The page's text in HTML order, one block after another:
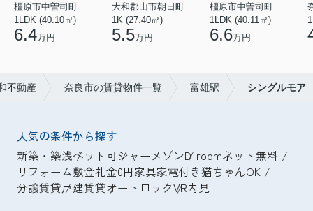
橿原市中曽司町
1LDK (40.10㎡)
6.4万円
大和郡山市朝日町
1K (27.40㎡)
5.5万円
橿原市中曽司町
1LDK (40.11㎡)
6.6万円
不動産 奈良市の賃貸物件一覧 富雄駅 シングルモア
人気の条件から探す
新築・築浅ペット可シャーメゾンD-roomネット無料
リフォーム敷金礼金0円家具家電付き猫ちゃんOK
分譲賃貸戸建賃貸オートロックVR内見